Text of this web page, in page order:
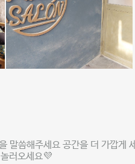
말씀해주세요 공간을 더 가깝게 세
러오세요💜